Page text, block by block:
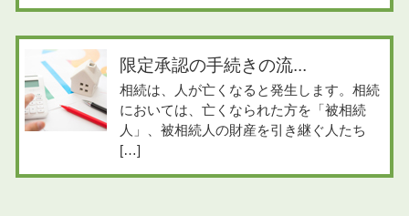
限定承認の手続きの流...
相続は、人が亡くなると発生します。相続
においては、亡くなられた方を「被相続
人」、被相続人の財産を引き継ぐ人たち
[…]